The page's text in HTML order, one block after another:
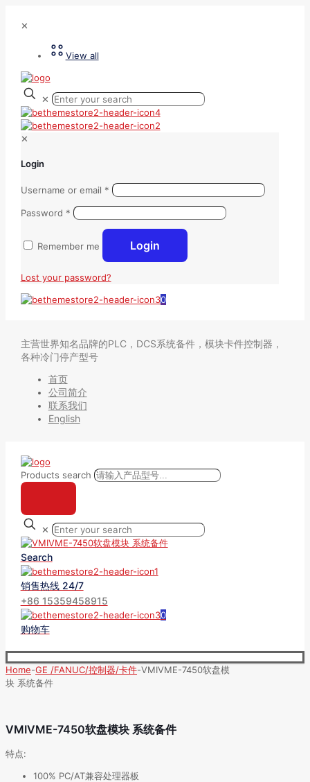
✕
View all
✕
✕
Login
Username or email *
Password *
Remember me Login
Lost your password?
0
主营世界知名品牌的PLC，DCS系统备件，模块卡件控制器，
各种冷门停产型号
首页
公司简介
联系我们
English
Products search
✕
Search
销售热线 24/7
+86 15359458915
0
购物车
Home-GE /FANUC/控制器/卡件-VMIVME-7450软盘模
块 系统备件
VMIVME-7450软盘模块 系统备件
特点:
100% PC/AT兼容处理器板